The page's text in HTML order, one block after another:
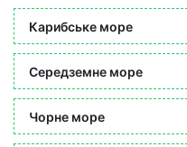
Карибське море
Середземне море
Чорне море